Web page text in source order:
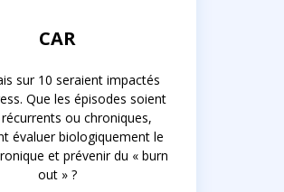
CAR
sur 10 seraient impactés
Que les épisodes soient
ou chroniques,
évaluer biologiquement le
et prévenir du « burn
out » ?